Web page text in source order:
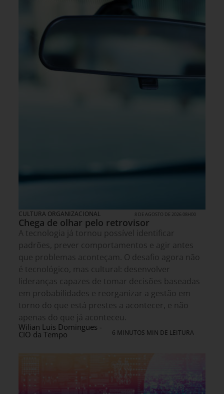
CULTURA ORGANIZACIONAL 8 DE AGOSTO DE 2026 08H00
Chega de olhar pelo retrovisor
A tecnologia já tornou possível identificar
padrões, prever comportamentos e agir antes
que problemas aconteçam. O desafio agora não
é tecnológico, mas cultural: desenvolver
lideranças capazes de tomar decisões baseadas
em probabilidades e reorganizar a gestão em
torno do que está prestes a acontecer, e não
apenas do que já aconteceu.
Wilian Luis Domingues -
CIO da Tempo 6 MINUTOS MIN DE LEITURA